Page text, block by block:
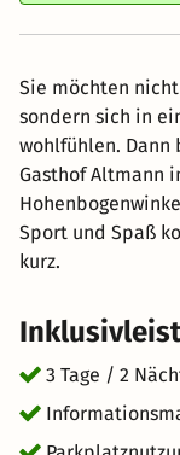
Sie möchten
sondern sich in
wohlfühlen. Dann
Gasthof Altmann
Sport und Spaß
kurz.
3 Tage / 2